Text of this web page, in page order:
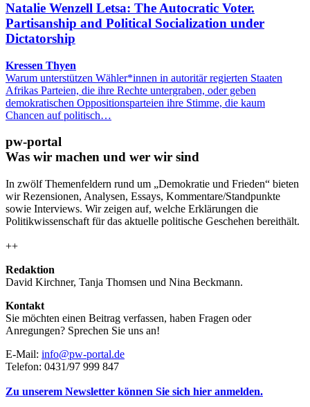
Natalie Wenzell Letsa: The Autocratic Voter.
Partisanship and Political Socialization under
Dictatorship
Kressen Thyen
Warum unterstützen Wähler*innen in autoritär regierten Staaten
Afrikas Parteien, die ihre Rechte untergraben, oder geben
demokratischen Oppositionsparteien ihre Stimme, die kaum
Chancen auf politisch…
pw-portal
Was wir machen und wer wir sind
In zwölf Themenfeldern rund um „Demokratie und Frieden“ bieten
wir Rezensionen, Analysen, Essays, Kommentare/Standpunkte
sowie Interviews. Wir zeigen auf, welche Erklärungen die
Politikwissenschaft für das aktuelle politische Geschehen bereithält.
++
Redaktion
David Kirchner, Tanja Thomsen und Nina Beckmann.
Kontakt
Sie möchten einen Beitrag verfassen, haben Fragen oder
Anregungen? Sprechen Sie uns an!
E-Mail: info@pw-portal.de
Telefon: 0431/97 999 847
Zu unserem Newsletter können Sie sich hier anmelden.